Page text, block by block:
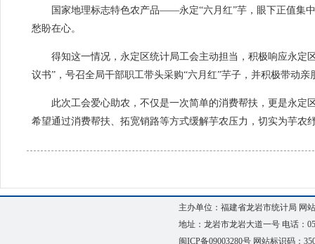
国家地理标志特色农产品——永定“六月红”芋，眼下正值集
愁盼在心。
得知这一情况，永定区统计局工会主动担当，积极响应永
议书”，号召全局干部职工带头采购“六月红”芋子，并积极带动
此次工会爱心助农，不仅是一次简单的消费帮扶，更是永
希望通过消费帮扶、拓宽销路等方式缓解芋农压力，切实为芋农